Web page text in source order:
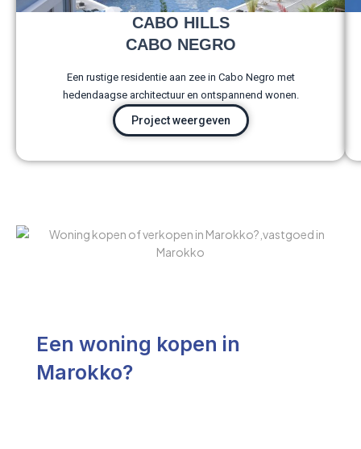
CABO HILLS
CABO NEGRO
Een rustige residentie aan zee in Cabo Negro met
hedendaagse architectuur en ontspannend wonen.
Project weergeven
Een woning kopen in
Marokko?